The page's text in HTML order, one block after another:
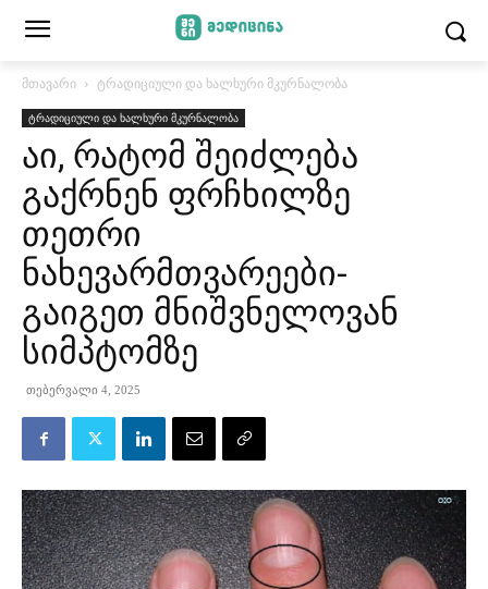
მთავარი ტრადიციული და ხალხური მკურნალობა
ტრადიციული და ხალხური მკურნალობა
აი, რატომ შეიძლება
გაქრნენ ფრჩხილზე
თეთრი
ნახევარმთვარეები-
გაიგეთ მნიშვნელოვან
სიმპტომზე
თებერვალი 4, 2025